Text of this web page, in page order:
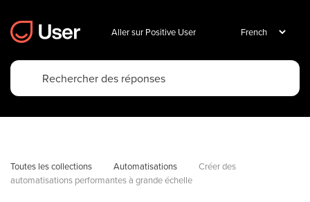
Aller sur Positive User
Toutes les collections Automatisations
Créer des
automatisations performantes à grande échelle